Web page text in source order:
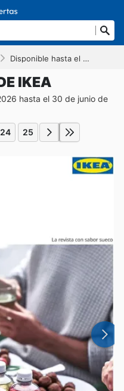
Disponible hasta el 30/06/2026
IKEA
hasta el 30 de junio de
24 25